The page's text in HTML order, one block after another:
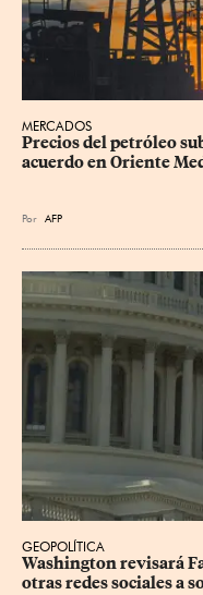
MERCADOS
Precios del petróleo
acuerdo en Oriente
Por AFP
GEOPOLÍTICA
Washington revisará
otras redes sociales a